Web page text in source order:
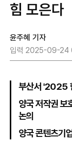
힘 모은다
윤주혜 기자
입력 2025-09-24
부산서 '2025
양국 저작권 보
논의
양국 콘텐츠기